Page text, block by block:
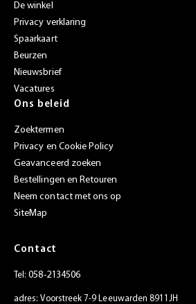
De winkel
Privacy verklaring
Spaarkaart
Beurzen
Nieuwsbrief
Vacatures
Ons beleid
Zoektermen
Privacy en Cookie Policy
Geavanceerd zoeken
Bestellingen en Retouren
Neem contact met ons op
SiteMap
Contact
Tel:058-2134506
adres: Voorstreek 7-9 Leeuwarden 8911JH